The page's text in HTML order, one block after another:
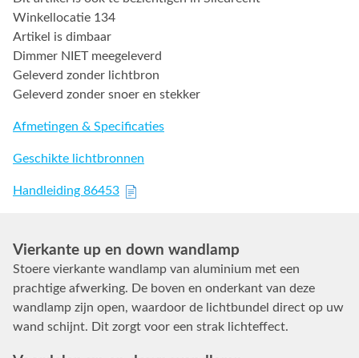
Winkellocatie 134
Artikel is dimbaar
Dimmer NIET meegeleverd
Geleverd zonder lichtbron
Geleverd zonder snoer en stekker
Afmetingen & Specificaties
Geschikte lichtbronnen
Handleiding 86453
Vierkante up en down wandlamp
Stoere vierkante wandlamp van aluminium met een
prachtige afwerking. De boven en onderkant van deze
wandlamp zijn open, waardoor de lichtbundel direct op uw
wand schijnt. Dit zorgt voor een strak lichteffect.